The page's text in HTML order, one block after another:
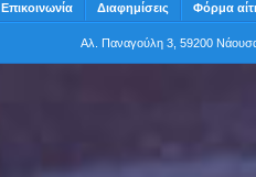
Επικοινωνία Διαφημίσεις Φόρμα
Αλ. Παναγούλη 3, 59200